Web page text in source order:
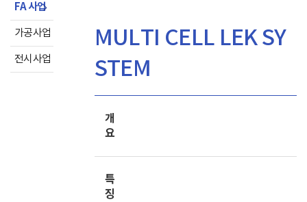
FA 사업
가공사업
전시사업
MULTI CELL LEK SY
STEM
개
요
특
징